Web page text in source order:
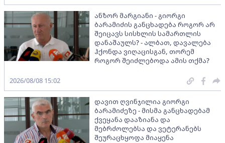
ანზორ მარგიანი - გიორგი
ბარამიძის განცხადება როგორ არ
შეიცავს სისხლის სამართლის
დანაშაულს? - ალბათ, დავალება
ჰქონდა ვიღაცისგან, თორემ
როგორ შეიძლებოდა ამის თქმა?
2026/08/08 15:02
დავით ღვინჯილია გიორგი
ბარამიძეზე - მისმა განცხადებამ
ქვეყანა დააზიანა და
მებრძოლებსა და ვეტერანებს
შეურაცხყოფა მიაყენა